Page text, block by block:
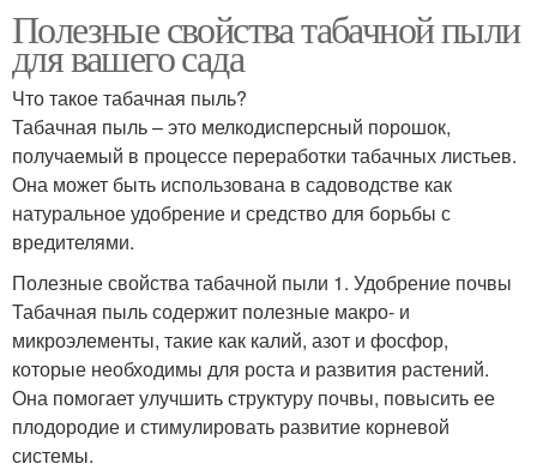
Полезные свойства табачной пыли
для вашего сада
Что такое табачная пыль?
Табачная пыль – это мелкодисперсный порошок,
получаемый в процессе переработки табачных листьев.
Она может быть использована в садоводстве как
натуральное удобрение и средство для борьбы с
вредителями.
Полезные свойства табачной пыли 1. Удобрение почвы
Табачная пыль содержит полезные макро- и
микроэлементы, такие как калий, азот и фосфор,
которые необходимы для роста и развития растений.
Она помогает улучшить структуру почвы, повысить ее
плодородие и стимулировать развитие корневой
системы.